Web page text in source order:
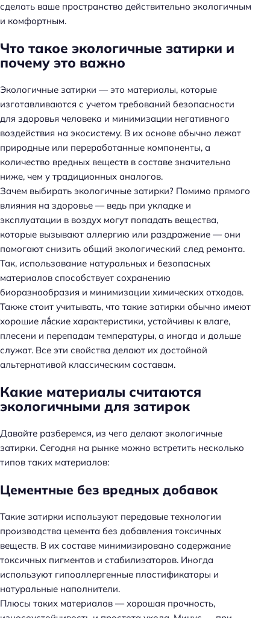
сделать ваше пространство действительно экологичным
и комфортным.
Что такое экологичные затирки и
почему это важно
Экологичные затирки — это материалы, которые
изготавливаются с учетом требований безопасности
для здоровья человека и минимизации негативного
воздействия на экосистему. В их основе обычно лежат
природные или переработанные компоненты, а
количество вредных веществ в составе значительно
ниже, чем у традиционных аналогов.
Зачем выбирать экологичные затирки? Помимо прямого
влияния на здоровье — ведь при укладке и
эксплуатации в воздух могут попадать вещества,
которые вызывают аллергию или раздражение — они
помогают снизить общий экологический след ремонта.
Так, использование натуральных и безопасных
материалов способствует сохранению
биоразнообразия и минимизации химических отходов.
Также стоит учитывать, что такие затирки обычно имеют
хорошие лắcкие характеристики, устойчивы к влаге,
плесени и перепадам температуры, а иногда и дольше
служат. Все эти свойства делают их достойной
альтернативой классическим составам.
Какие материалы считаются
экологичными для затирок
Давайте разберемся, из чего делают экологичные
затирки. Сегодня на рынке можно встретить несколько
типов таких материалов:
Цементные без вредных добавок
Такие затирки используют передовые технологии
производства цемента без добавления токсичных
веществ. В их составе минимизировано содержание
токсичных пигментов и стабилизаторов. Иногда
используют гипоаллергенные пластификаторы и
натуральные наполнители.
Плюсы таких материалов — хорошая прочность,